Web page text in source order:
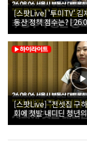
[스팟Live] '투미TV' 김
동산 정책 점수는? |
대토론회
[스팟Live] "전셋집 구
회에 첫발 내디딘 청년
시 부동산 대토론회